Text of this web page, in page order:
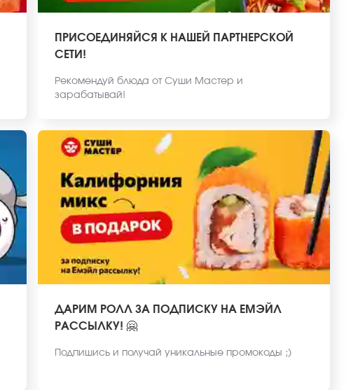
ПРИСОЕДИНЯЙСЯ К НАШЕЙ ПАРТНЕРСКОЙ
СЕТИ!
Рекомендуй блюда от Суши Мастер и
зарабатывай!
ДАРИМ РОЛЛ ЗА ПОДПИСКУ НА ЕМЭЙЛ
РАССЫЛКУ! 🤗
Подпишись и получай уникальные промокоды ;)